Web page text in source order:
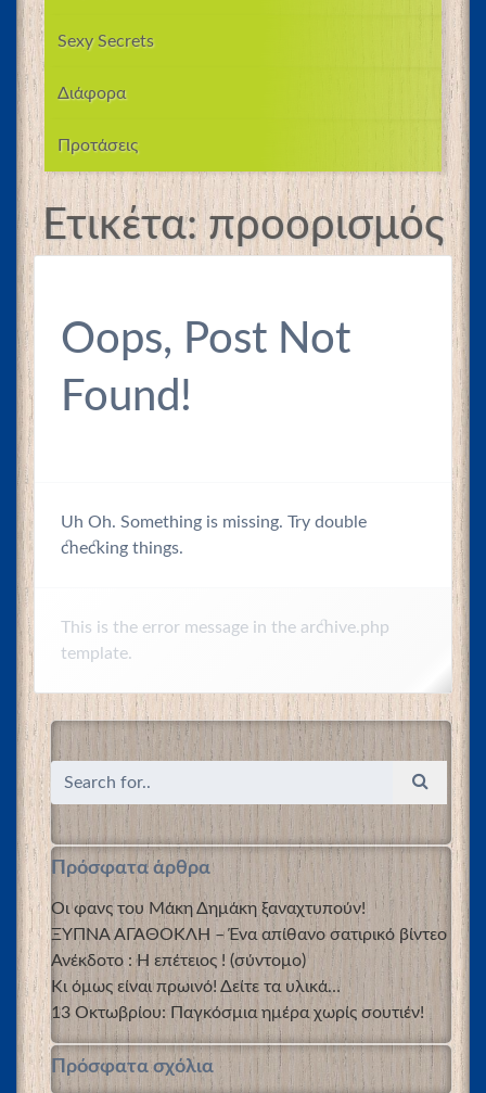
Sexy Secrets
Διάφορα
Προτάσεις
Ετικέτα:προορισμός
Oops, Post Not
Found!
Uh Oh. Something is missing. Try double
checking things.
This is the error message in the archive.php
template.
Πρόσφατα άρθρα
Οι φανς του Μάκη Δημάκη ξαναχτυπούν!
ΞΥΠΝΑ ΑΓΑΘΟΚΛΗ – Ένα απίθανο σατιρικό βίντεο
Ανέκδοτο : Η επέτειος ! (σύντομο)
Κι όμως είναι πρωινό! Δείτε τα υλικά…
13 Οκτωβρίου: Παγκόσμια ημέρα χωρίς σουτιέν!
Πρόσφατα σχόλια